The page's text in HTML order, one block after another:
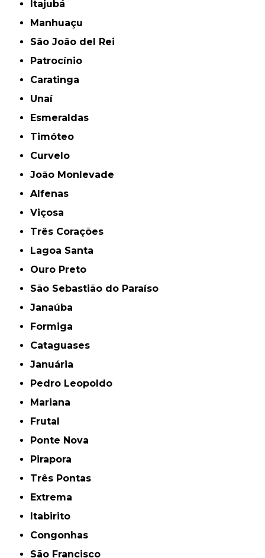
Itajubá
Manhuaçu
São João del Rei
Patrocínio
Caratinga
Unaí
Esmeraldas
Timóteo
Curvelo
João Monlevade
Alfenas
Viçosa
Três Corações
Lagoa Santa
Ouro Preto
São Sebastião do Paraíso
Janaúba
Formiga
Cataguases
Januária
Pedro Leopoldo
Mariana
Frutal
Ponte Nova
Pirapora
Três Pontas
Extrema
Itabirito
Congonhas
São Francisco